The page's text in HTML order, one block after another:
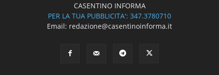
CASENTINO INFORMA
PER LA TUA PUBBLICITA': 347.3780710
Email: redazione@casentinoinforma.it